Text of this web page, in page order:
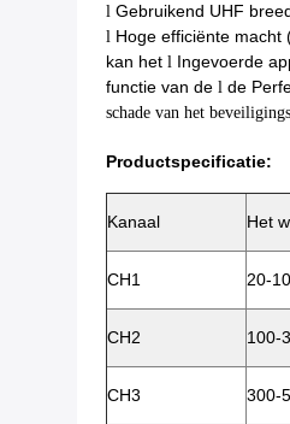
l Gebruikend UHF
l Hoge efficiënte macht
kan het l Ingevoerde
functie van de l de
schade van het
Productspecificatie:
Kanaal Het
CH1 20-
CH2 100-
CH3 300-